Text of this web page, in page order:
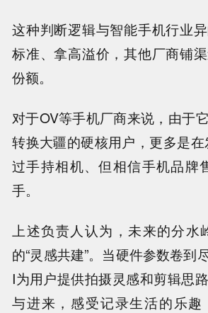
这种判断逻辑与智能手机行业
标准、拿高溢价，其他厂商铺
份额。
对于OV等手机厂商来说，由于
转换大疆的硬核用户，更多是
过手持相机、但相信手机品牌
手。
上述负责人认为，未来的分水
的“灵感共建”。当硬件参数卷到
I为用户提供拍摄灵感和剪辑思
与进来，感受记录生活的乐趣